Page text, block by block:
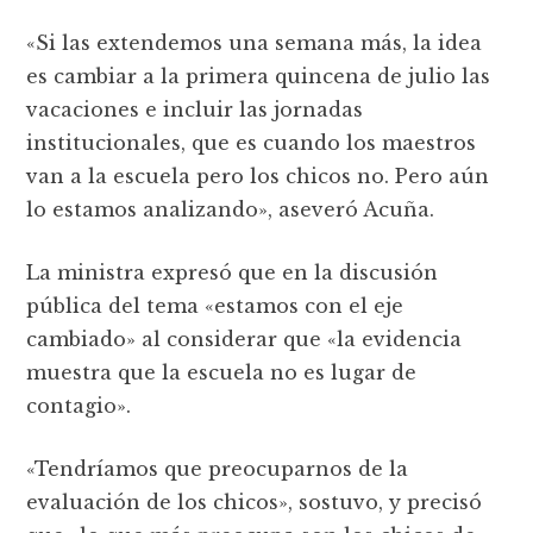
«Si las extendemos una semana más, la idea
es cambiar a la primera quincena de julio las
vacaciones e incluir las jornadas
institucionales, que es cuando los maestros
van a la escuela pero los chicos no. Pero aún
lo estamos analizando», aseveró Acuña.
La ministra expresó que en la discusión
pública del tema «estamos con el eje
cambiado» al considerar que «la evidencia
muestra que la escuela no es lugar de
contagio».
«Tendríamos que preocuparnos de la
evaluación de los chicos», sostuvo, y precisó